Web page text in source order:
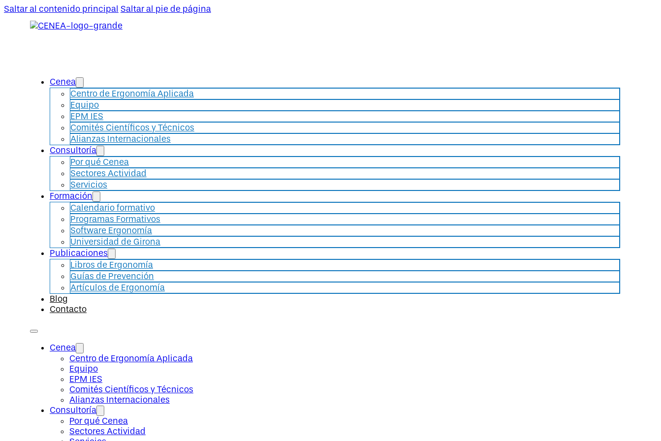
Saltar al contenido principal Saltar al pie de página
Cenea
Centro de Ergonomía Aplicada
Equipo
EPM IES
Comités Científicos y Técnicos
Alianzas Internacionales
Consultoría
Por qué Cenea
Sectores Actividad
Servicios
Formación
Calendario formativo
Programas Formativos
Software Ergonomía
Universidad de Girona
Publicaciones
Libros de Ergonomía
Guías de Prevención
Artículos de Ergonomía
Blog
Contacto
Cenea
Centro de Ergonomía Aplicada
Equipo
EPM IES
Comités Científicos y Técnicos
Alianzas Internacionales
Consultoría
Por qué Cenea
Sectores Actividad